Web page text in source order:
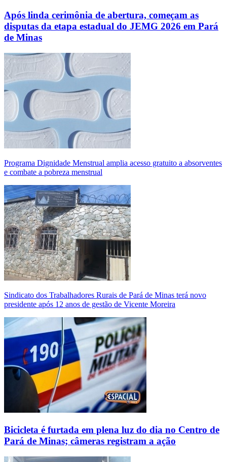
Após linda cerimônia de abertura, começam as
disputas da etapa estadual do JEMG 2026 em Pará
de Minas
Programa Dignidade Menstrual amplia acesso gratuito a absorventes
e combate a pobreza menstrual
Sindicato dos Trabalhadores Rurais de Pará de Minas terá novo
presidente após 12 anos de gestão de Vicente Moreira
Bicicleta é furtada em plena luz do dia no Centro de
Pará de Minas; câmeras registram a ação